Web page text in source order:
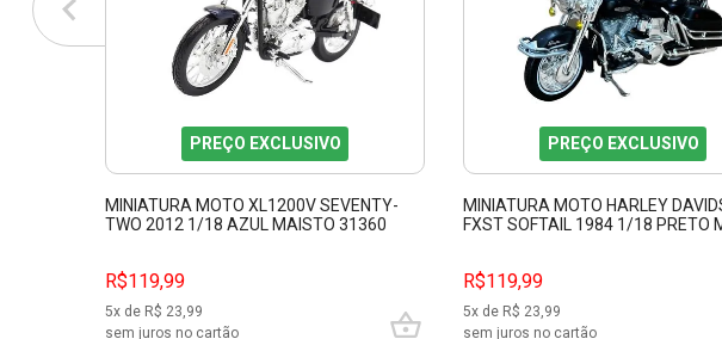
PREÇO EXCLUSIVO
MINIATURA MOTO XL1200V SEVENTY-
TWO 2012 1/18 AZUL MAISTO 31360
R$119,99
5x de R$ 23,99
sem juros no cartão
PREÇO EXCLUSIVO
MINIATURA MOTO HARLEY
FXST SOFTAIL 1984 1/18 PRETO
R$119,99
5x de R$ 23,99
sem juros no cartão